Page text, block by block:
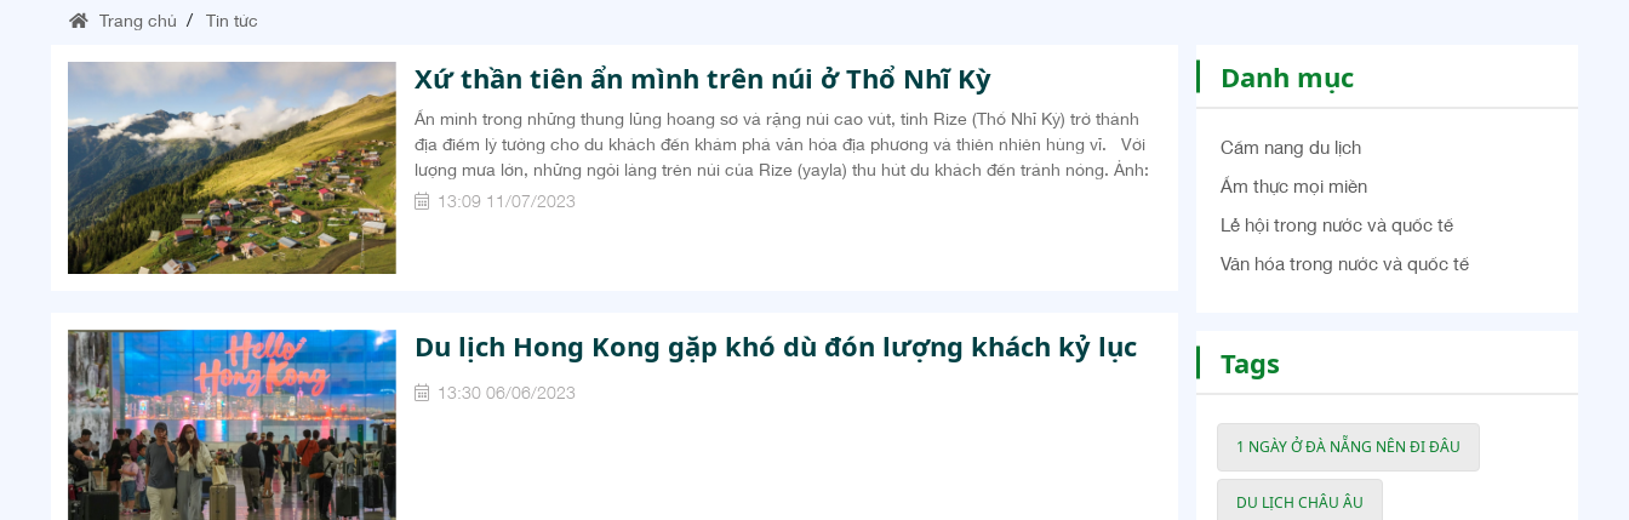
Trang chủ Tin tức
Xứ thần tiên ẩn mình trên núi ở Thổ Nhĩ Kỳ
Ẩn mình trong những thung lũng hoang sơ và rặng núi cao vút, tỉnh Rize (Thổ Nhĩ Kỳ) trở thành
địa điểm lý tưởng cho du khách đến khám phá văn hóa địa phương và thiên nhiên hùng vĩ. Với
lượng mưa lớn, những ngôi làng trên núi của Rize (yayla) thu hút du khách đến tránh nóng. Ảnh:
Emre Corbaci/iStock. Với lượng mưa lớn, những ngôi làng trên núi của Rize...
13:09 11/07/2023
Du lịch Hong Kong gặp khó dù đón lượng khách kỷ lục
13:30 06/06/2023
Danh mục
Cẩm nang du lịch
Ẩm thực mọi miền
Lễ hội trong nước và quốc tế
Văn hóa trong nước và quốc tế
Tags
1 NGÀY Ở ĐÀ NẴNG NÊN ĐI ĐÂU
DU LỊCH CHÂU ÂU